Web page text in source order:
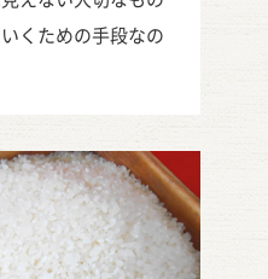
くための手段なの